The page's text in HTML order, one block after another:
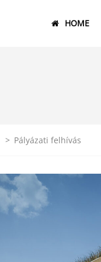
HOME
> Pályázati felhívás